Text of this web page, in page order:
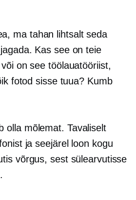
ma tahan lihtsalt seda
Kas see on teie
on see töölauatööriist,
fotod sisse tuua? Kumb
olla mõlemat. Tavaliselt
ja seejärel loon kogu
võrgus, sest sülearvutisse